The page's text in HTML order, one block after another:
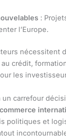
:
l’Europe.
nécessitent
crédit,
les
un carrefour
commerce
politiques et